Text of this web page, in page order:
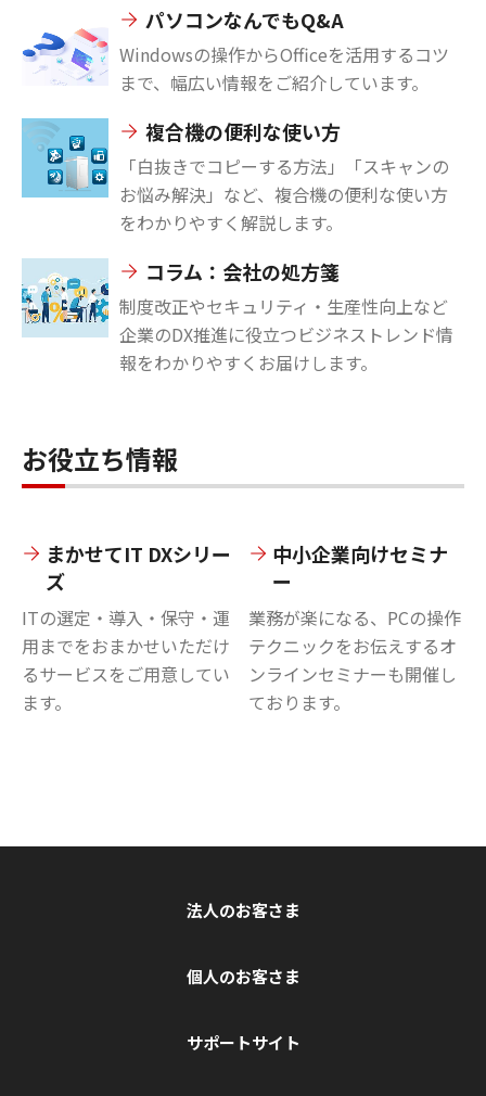
パソコンなんでもQ&A
Windowsの操作からOfficeを活用するコツ
まで、幅広い情報をご紹介しています。
複合機の便利な使い方
「白抜きでコピーする方法」「スキャンの
お悩み解決」など、複合機の便利な使い方
をわかりやすく解説します。
コラム：会社の処方箋
制度改正やセキュリティ・生産性向上など
企業のDX推進に役立つビジネストレンド情
報をわかりやすくお届けします。
お役立ち情報
まかせてIT DXシリー
ズ
ITの選定・導入・保守・運
用までをおまかせいただけ
るサービスをご用意してい
ます。
中小企業向けセミナ
ー
業務が楽になる、PCの操作
テクニックをお伝えするオ
ンラインセミナーも開催し
ております。
法人のお客さま
個人のお客さま
サポートサイト